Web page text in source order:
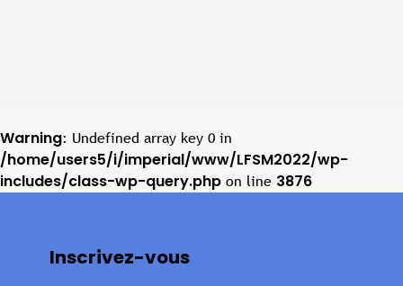
Warning: Undefined array key 0 in
/home/users5/i/imperial/www/LFSM2022/wp-
includes/class-wp-query.php on line 3876
Inscrivez-vous